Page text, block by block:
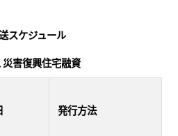
スケジュール
災害復興住宅融資
発行方法